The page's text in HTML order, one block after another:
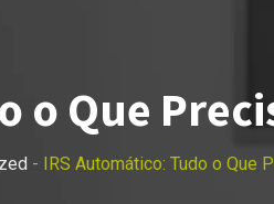
o Que
- IRS Automático: Tudo o Que